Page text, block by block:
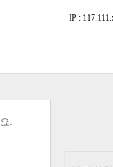
IP :